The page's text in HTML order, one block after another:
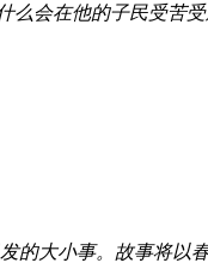
么会在他的子民受苦
大小事。故事将以